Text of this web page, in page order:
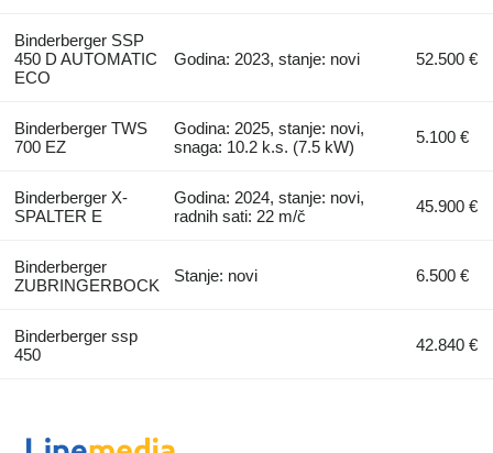
Binderberger SSP
450 D AUTOMATIC
ECO
Godina: 2023, stanje: novi 52.500 €
Binderberger TWS
700 EZ
Godina: 2025, stanje: novi,
snaga: 10.2 k.s. (7.5 kW)
5.100 €
Binderberger X-
SPALTER E
Godina: 2024, stanje: novi,
radnih sati: 22 m/č
45.900 €
Binderberger
ZUBRINGERBOCK
Stanje: novi 6.500 €
Binderberger ssp
450
42.840 €